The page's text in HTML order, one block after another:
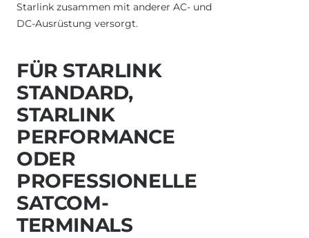
Starlink zusammen mit anderer AC- und
DC-Ausrüstung versorgt.
FÜR STARLINK
STANDARD,
STARLINK
PERFORMANCE
ODER
PROFESSIONELLE
SATCOM-
TERMINALS